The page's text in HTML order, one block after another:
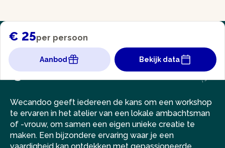
€ 25per persoon
Aanbod Bekijk data
Wecandoo geeft iedereen de kans om een workshop
te ervaren in het atelier van een lokale ambachtsman
of -vrouw, om samen een eigen unieke creatie te
maken. Een bijzondere ervaring waar je een